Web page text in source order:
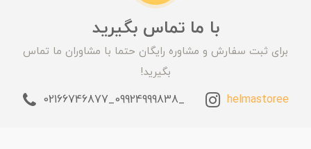
با ما تماس بگیرید
برای ثبت سفارش و مشاوره رایگان حتما با مشاوران ما تماس
بگیرید!
helmastoree
_09924999838_02166746877